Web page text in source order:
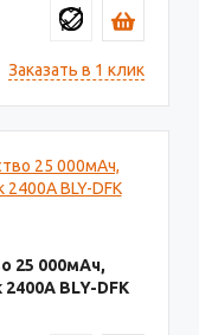
Заказать в 1 клик
25 000мАч,
BLY-DFK